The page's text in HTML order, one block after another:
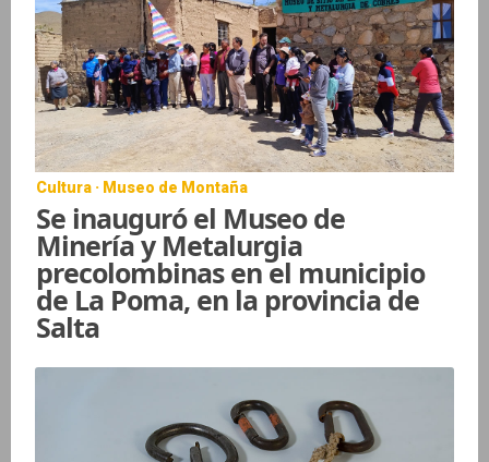
Cultura · Museo de Montaña
Se inauguró el Museo de
Minería y Metalurgia
precolombinas en el municipio
de La Poma, en la provincia de
Salta